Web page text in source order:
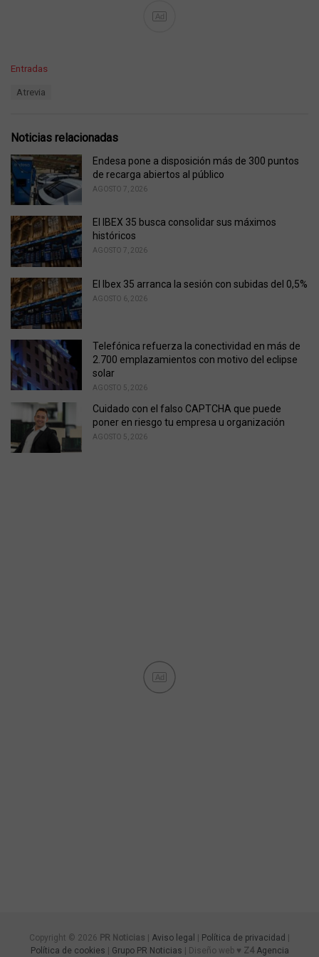
Ad
C
o
r
i
e
s
Entradas
:
Atrevia
Noticias relacionadas
Endesa pone a disposición más de 300 puntos
de recarga abiertos al público
AGOSTO 7, 2026
El IBEX 35 busca consolidar sus máximos
históricos
AGOSTO 7, 2026
El Ibex 35 arranca la sesión con subidas del 0,5%
AGOSTO 6, 2026
Telefónica refuerza la conectividad en más de
2.700 emplazamientos con motivo del eclipse
solar
AGOSTO 5, 2026
Cuidado con el falso CAPTCHA que puede
poner en riesgo tu empresa u organización
AGOSTO 5, 2026
Ad
Copyright © 2026 PR Noticias Aviso legal Política de privacidad
Política de cookies
Grupo PR Noticias | Diseño web ♥ Z4 Agencia